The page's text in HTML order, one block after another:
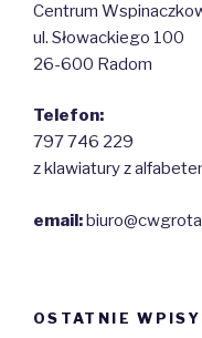
Centrum
ul. Słowackiego 100
26-600 Radom
Telefon:
797 746 229
z klawiatury z
email:
OSTATNIE WPISY